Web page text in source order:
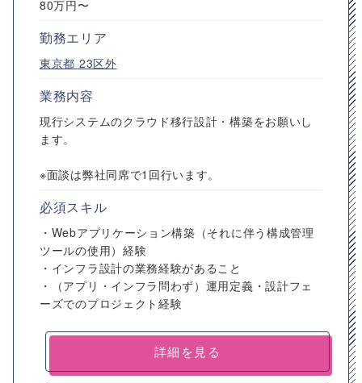
80万円〜
勤務エリア
東京都 23区外
業務内容
現行システムのクラウド移行設計・構築をお願いし
ます。
※面談は弊社同席で1回行います。
必須スキル
・Webアプリケーション構築（それに伴う構成管理
ツールの使用）経験
・インフラ設計の業務経験があること
・（アプリ・インフラ問わず）運用定義・設計フェ
ーズでのプロジェクト経験
詳細を見る